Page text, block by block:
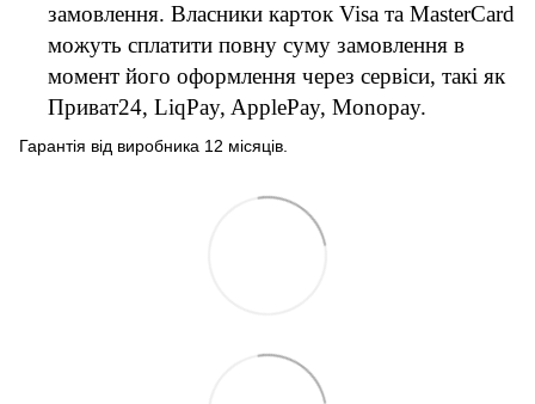
замовлення. Власники карток Visa та MasterCard
можуть сплатити повну суму замовлення в
момент його оформлення через сервіси, такі як
Приват24, LiqPay, ApplePay, Monopay.
Гарантія від виробника 12 місяців.